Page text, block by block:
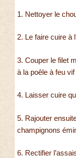
1. Nettoyer le
2. Le faire cuire à
3. Couper le filet
à la poêle à feu vif
4. Laisser cuire
5. Rajouter
champignons
6. Rectifier